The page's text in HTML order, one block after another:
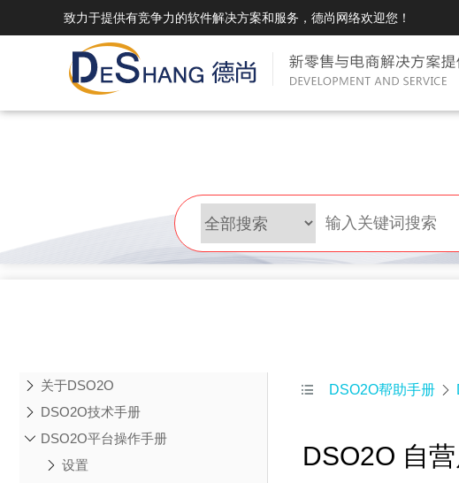
致力于提供有竞争力的软件解决方案和服务，德尚网络欢迎您！
DSMall Pro功能列表
DSMall Pro支持商城购物，外卖，上门
服务，短视频等功能。
DSMall功能列表
系统支持平台自营、分
折扣、优惠套装、微信
关于DSO2O
DSO2O技术手册
DSO2O平台操作手册
设置
 DSO2O帮助手册 
DSO2O 自